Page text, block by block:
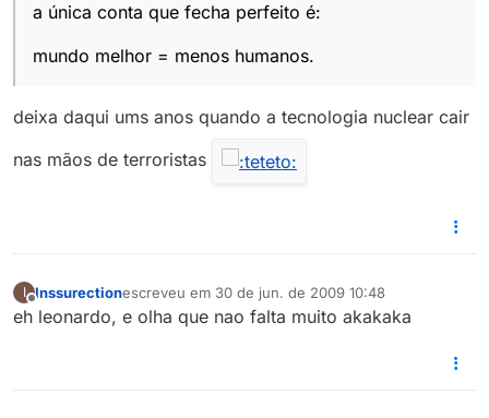
a única conta que fecha perfeito é:
mundo melhor = menos humanos.
deixa daqui ums anos quando a tecnologia nuclear cair
nas mãos de terroristas
I
Offline
Inssurectionescreveu em 30 de jun. de 2009 10:48
última edição por
eh leonardo, e olha que nao falta muito akakaka